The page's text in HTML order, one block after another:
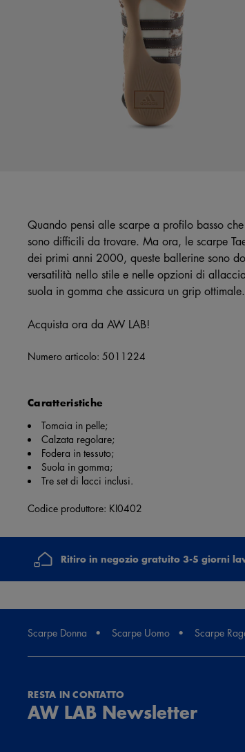
Quando pensi alle scarpe a profilo basso
sono difficili da trovare. Ma ora, le scarpe
dei primi anni 2000, queste ballerine sono
versatilità nello stile e nelle opzioni di
suola in gomma che assicura un grip ottimale.
Acquista ora da AW LAB!
Numero articolo: 5011224
Caratteristiche
Tomaia in pelle;
Calzata regolare;
Fodera in tessuto;
Suola in gomma;
Tre set di lacci inclusi.
Codice produttore: KI0402
Ritiro in negozio gratuito 3-5 giorni
Scarpe Donna Scarpe Uomo Scarpe
RESTA IN CONTATTO
AW LAB Newsletter